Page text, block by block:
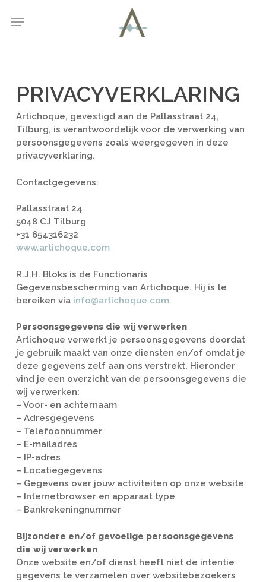
Menu
PRIVACYVERKLARING
Artichoque, gevestigd aan de Pallasstraat 24,
Tilburg, is verantwoordelijk voor de verwerking van
persoonsgegevens zoals weergegeven in deze
privacyverklaring.
Contactgegevens:
Pallasstraat 24
5048 CJ Tilburg
+31 654316232
www.artichoque.com
R.J.H. Bloks is de Functionaris
Gegevensbescherming van Artichoque. Hij is te
bereiken via info@artichoque.com
Persoonsgegevens die wij verwerken
Artichoque verwerkt je persoonsgegevens doordat
je gebruik maakt van onze diensten en/of omdat je
deze gegevens zelf aan ons verstrekt. Hieronder
vind je een overzicht van de persoonsgegevens die
wij verwerken:
– Voor- en achternaam
– Adresgegevens
– Telefoonnummer
– E-mailadres
– IP-adres
– Locatiegegevens
– Gegevens over jouw activiteiten op onze website
– Internetbrowser en apparaat type
– Bankrekeningnummer
Bijzondere en/of gevoelige persoonsgegevens
die wij verwerken
Onze website en/of dienst heeft niet de intentie
gegevens te verzamelen over websitebezoekers